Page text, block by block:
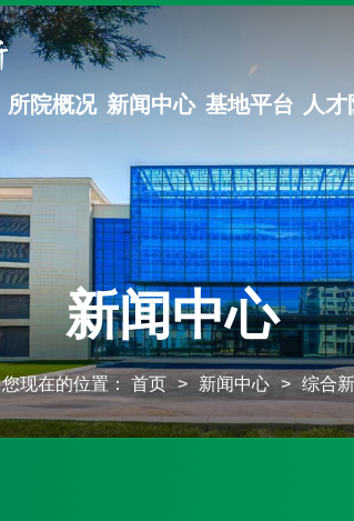
所院概况 新闻中心 基地平台 人才
新闻中心
您现在的位置： 首页 > 新闻中心 > 综合